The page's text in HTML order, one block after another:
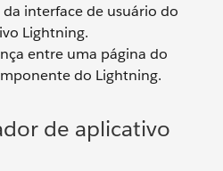
interface de usuário do
Lightning.
entre uma página do
do Lightning.
de aplicativo